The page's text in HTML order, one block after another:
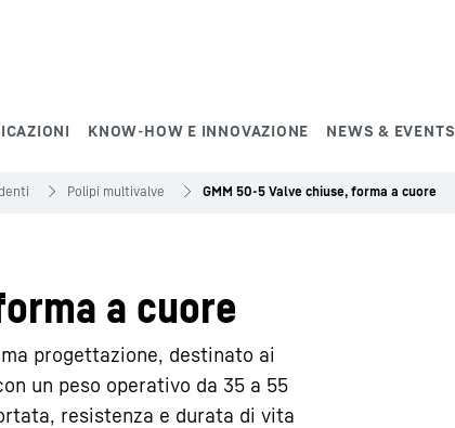
KNOW-HOW E INNOVAZIONE NEWS & EVENTS
Polipi multivalve GMM 50-5 Valve chiuse, forma a cuore
a cuore
progettazione, destinato ai
un peso operativo da 35 a 55
resistenza e durata di vita